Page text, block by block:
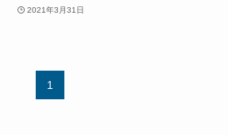
2021年3月31日
1